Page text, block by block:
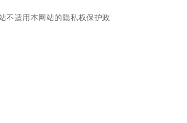
不适用本网站的隐私权保护政